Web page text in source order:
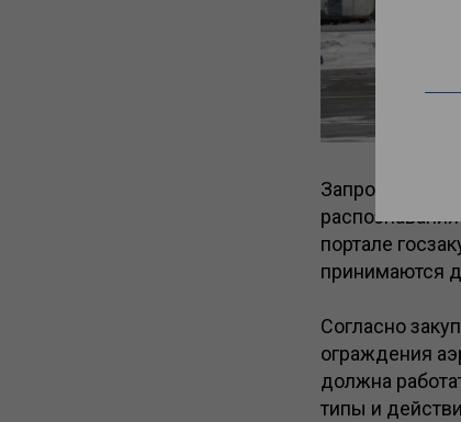
Запрос
портале
принимаются
Согласно
ограждения
должна
типы и